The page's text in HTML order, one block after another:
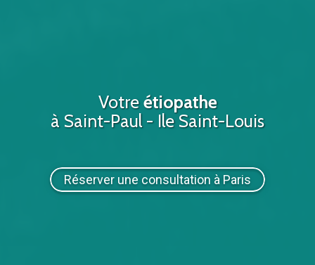
Votreétiopathe
à Saint-Paul - Ile Saint-Louis
Réserver une consultation à Paris